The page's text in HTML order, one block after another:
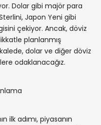
Dolar gibi majör para
Japon Yeni gibi
çekiyor. Ancak, döviz
planlanmış
dolar ve diğer döviz
odaklanacağız.
ilk adımı, piyasanın